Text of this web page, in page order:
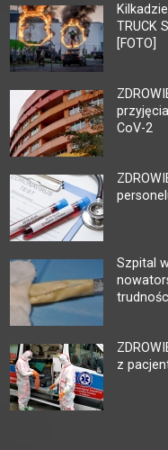
TRUCK
[FOTO]
CoV-2
Szpital
z